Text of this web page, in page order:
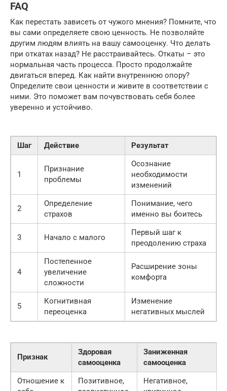
FAQ
Как перестать зависеть от чужого мнения? Помните, что
вы сами определяете свою ценность. Не позволяйте
другим людям влиять на вашу самооценку. Что делать
при откатах назад? Не расстраивайтесь. Откаты – это
нормальная часть процесса. Просто продолжайте
двигаться вперед. Как найти внутреннюю опору?
Определите свои ценности и живите в соответствии с
ними. Это поможет вам почувствовать себя более
уверенно и устойчиво.
Шаг Действие Результат
1
Признание
проблемы
Осознание
необходимости
изменений
2
Определение
страхов
Понимание, чего
именно вы боитесь
3 Начало с малого
Первый шаг к
преодолению страха
4
Постепенное
увеличение
сложности
Расширение зоны
комфорта
5
Когнитивная
переоценка
Изменение
негативных мыслей
Признак
Здоровая
самооценка
Заниженная
самооценка
Отношение к
Позитивное,
Негативное,